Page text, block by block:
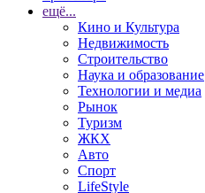
ещё...
Кино и Культура
Недвижимость
Строительство
Наука и образование
Технологии и медиа
Рынок
Туризм
ЖКХ
Авто
Спорт
LifeStyle